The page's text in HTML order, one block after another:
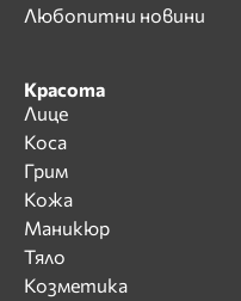
Любопитни новини
Красота
Лице
Коса
Грим
Кожа
Маникюр
Тяло
Козметика